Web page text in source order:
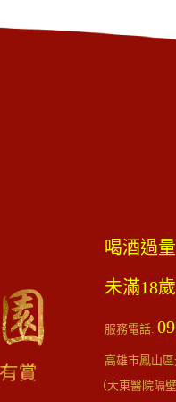
喝酒過
未滿18
服務電話:
高雄市鳳山
（大東醫院隔壁